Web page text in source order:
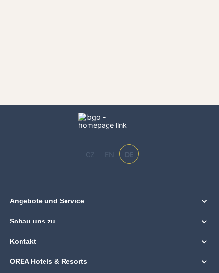
CZ EN DE
Angebote und Service
Schau uns zu
Kontakt
OREA Hotels & Resorts